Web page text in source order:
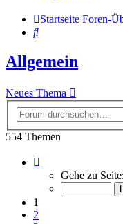
Startseite Foren-
Suche
Allgemein
Neues Thema
554 Themen
von
Gehe zu Seite:
1
2